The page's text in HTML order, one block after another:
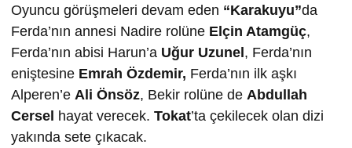
Oyuncu görüşmeleri devam eden “Karakuyu”da
Ferda’nın annesi Nadire rolüne Elçin Atamgüç,
Ferda’nın abisi Harun’a Uğur Uzunel, Ferda’nın
eniştesine Emrah Özdemir, Ferda’nın ilk aşkı
Alperen’e Ali Önsöz, Bekir rolüne de Abdullah
Cersel hayat verecek. Tokat’ta çekilecek olan dizi
yakında sete çıkacak.